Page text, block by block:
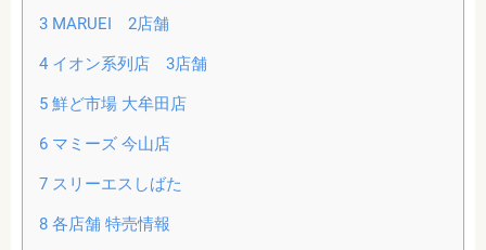
3MARUEI 2店舗
4イオン系列店 3店舗
5鮮ど市場 大牟田店
6マミーズ 今山店
7スリーエスしばた
8各店舗 特売情報